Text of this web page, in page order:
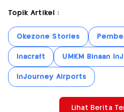
Topik Artikel :
Okezone Stories
Inacraft UMKM Binaan
InJourney Airports
Lihat Berita